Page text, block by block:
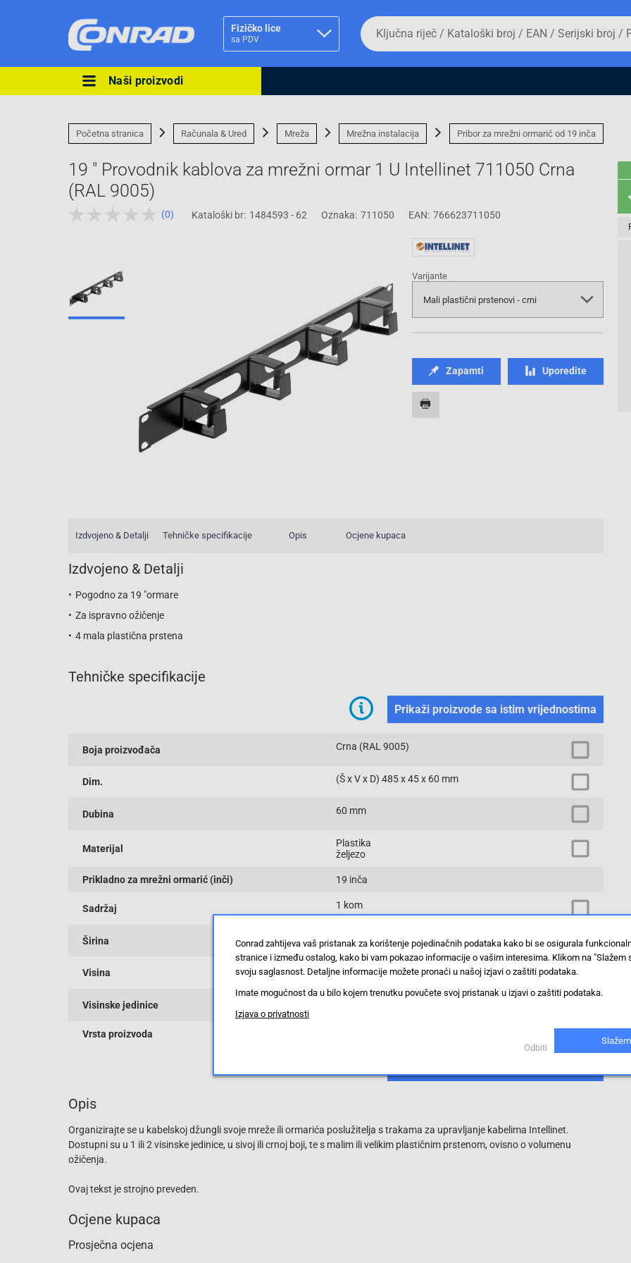
Fizičko lice
sa PDV
Ova postavka prilagođava asortiman proizvoda i
Pravno lice Fizičko lice
Da
biste
potražili
proizvod,
broj,
EAN
serijski
Naši proizvodi
Početna stranica Računala & Ured Mreža Mrežna instalacija Pribor za mrežni ormarić od 19 inča
19 " Provodnik kablova za mrežni ormar 1 U Intellinet 711050 Crna
(RAL 9005)
(0) Kataloški br: 1484593 - 62 Oznaka: 711050 EAN: 766623711050
Varijante
Zapamti Uporedite
Izdvojeno & Detalji Tehničke specifikacije Opis Ocjene kupaca
Izdvojeno & Detalji
Pogodno za 19 "ormare
Za ispravno ožičenje
4 mala plastična prstena
Tehničke specifikacije
Prikaži proizvode sa istim vrijednostima
Boja proizvođača Crna (RAL 9005)
Dim. (Š x V x D) 485 x 45 x 60 mm
Dubina 60 mm
Materijal
Plastika
željezo
Prikladno za mrežni ormarić (inči) 19 inča
Sadržaj 1 kom
Širina 485 mm
Visina 45 mm
Visinske jedinice 1 HE
Vrsta proizvoda
Opis
Organizirajte se u kabelskoj džungli svoje mreže ili ormarića poslužitelja s trakama za upravljanje kabelima Intellinet.
Dostupni su u 1 ili 2 visinske jedinice, u sivoj ili crnoj boji, te s malim ili velikim plastičnim prstenom, ovisno o volumenu
ožičenja.
Ovaj tekst je strojno preveden.
Ocjene kupaca
Prosječna ocjena
Conrad zahtijeva vaš pristanak za korištenje pojedinačnih podataka kako bi se osigurala
stranice i između ostalog, kako bi vam pokazao informacije o vašim interesima. Klikom na "Slažem
svoju saglasnost. Detaljne informacije možete pronaći u našoj izjavi o zaštiti podataka.
Imate mogućnost da u bilo kojem trenutku povučete svoj pristanak u izjavi o zaštiti podataka.
Izjava o privatnosti
Odbiti